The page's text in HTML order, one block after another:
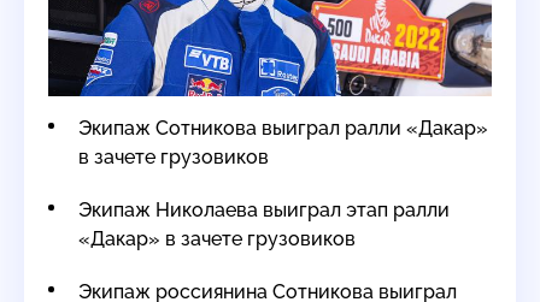
Экипаж Сотникова выиграл ралли «Дакар»
в зачете грузовиков
Экипаж Николаева выиграл этап ралли
«Дакар» в зачете грузовиков
Экипаж россиянина Сотникова выиграл